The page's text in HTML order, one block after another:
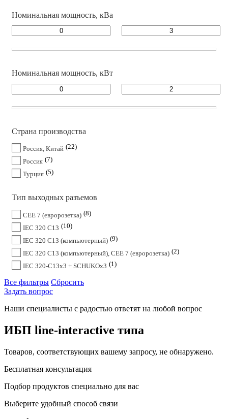
Номинальная мощность, кВа
Номинальная мощность, кВт
Страна производства
Россия, Китай 22
Россия 7
Турция 5
Тип выходных разъемов
CEE 7 (евророзетка) 8
IEC 320 C13
10
IEC 320 C13 (компьютерный) 9
IEC 320 C13 (компьютерный), CEE 7 (евророзетка) 2
IEC 320-C13x3 + SCHUKOx3
1
Все фильтры Сбросить
Задать вопрос
Наши специалисты с радостью ответят на любой вопрос
ИБП line-interactive типа
Товаров, соответствующих вашему запросу, не обнаружено.
Бесплатная консультация
Подбор продуктов специально для вас
Выберите удобный способ связи